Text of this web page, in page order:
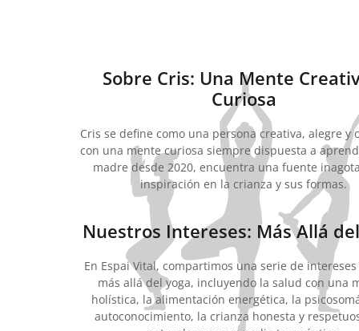
Sobre Cris: Una Mente
Curiosa
Cris se define como una persona creativa, alegre y
con una mente curiosa siempre dispuesta a
madre desde 2020, encuentra una fuente
inspiración en la crianza y sus formas.
Nuestros Intereses: Más Allá
En EspaiVital, compartimos una serie de
más allá del yoga, incluyendo la salud con una
holística, la alimentación energética, la
autoconocimiento, la crianza honesta y